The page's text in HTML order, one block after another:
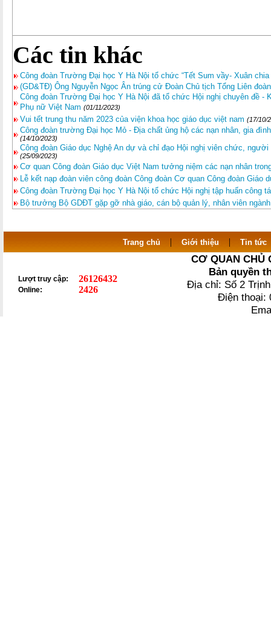
Các tin khác
Công đoàn Trường Đại học Y Hà Nội tổ chức “Tết Sum vầy- Xuân
(GD&TĐ) Ông Nguyễn Ngọc Ân trúng cử Đoàn Chủ tịch Tổng Liên
Công đoàn Trường Đại học Y Hà Nội đã tổ chức Hội nghị chuyên đề -
Phụ nữ Việt Nam (01/11/2023)
Vui tết trung thu năm 2023 của viện khoa học giáo dục việt nam (17/10/
Công đoàn trường Đại học Mỏ - Địa chất ủng hộ các nạn nhân, gia
(14/10/2023)
Công đoàn Giáo dục Nghệ An dự và chỉ đạo Hội nghị viên chức,
(25/09/2023)
Cơ quan Công đoàn Giáo dục Việt Nam tưởng niệm các nạn nhân
Lễ kết nạp đoàn viên công đoàn Công đoàn Cơ quan Công đoàn Giáo
Công đoàn Trường Đại học Y Hà Nội tổ chức Hội nghị tập huấn công
Bộ trưởng Bộ GDĐT gặp gỡ nhà giáo, cán bộ quản lý, nhân viên
Trang chủ | Giới thiệu | Tin tức
Lượt truy cập: 26126432
Online: 2426
CƠ QUAN CHỦ
Bản quyền
Địa chỉ: Số 2
Điện